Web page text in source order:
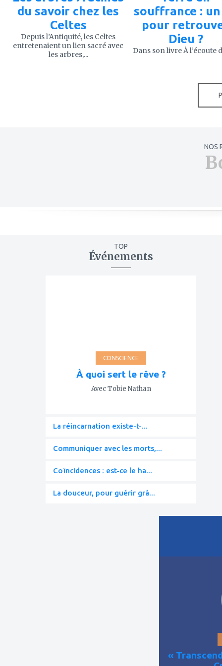
du savoir chez les
Celtes
Depuis l’Antiquité, les Celtes
entretenaient un lien sacré avec
les arbres,...
souffrance :
pour
Dieu ?
Dans son livre À l’écoute
NOS
TOP
Événements
CONSCIENCE
À quoi sert le rêve ?
Avec Tobie Nathan
La réincarnation existe-t-...
Communiquer avec les morts,...
Coïncidences : est-ce le ha...
La douceur, pour guérir grâ...
«